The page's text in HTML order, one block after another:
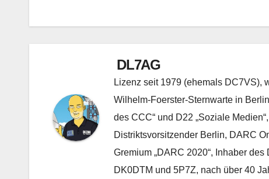
DL7AG
Lizenz seit 1979 (ehemals DC7VS),
Wilhelm-Foerster-Sternwarte in
des CCC“ und D22 „Soziale
Distriktsvorsitzender Berlin, DARC
Gremium „DARC 2020“, Inhaber
DK0DTM und 5P7Z, nach über 40